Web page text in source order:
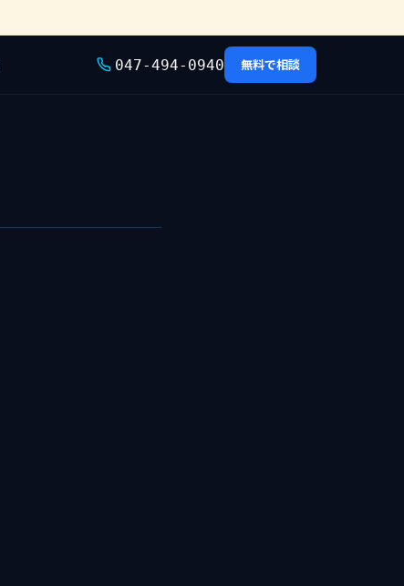
047-494-0940 無料で相談